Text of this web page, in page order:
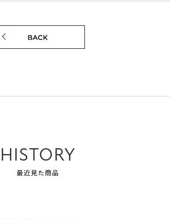
HISTORY
最近見た商品